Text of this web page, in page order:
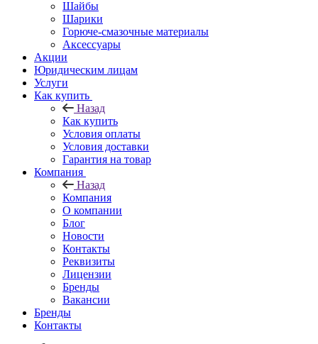
Шайбы
Шарики
Горюче-смазочные материалы
Аксессуары
Акции
Юридическим лицам
Услуги
Как купить
Назад
Как купить
Условия оплаты
Условия доставки
Гарантия на товар
Компания
Назад
Компания
О компании
Блог
Новости
Контакты
Реквизиты
Лицензии
Бренды
Вакансии
Бренды
Контакты